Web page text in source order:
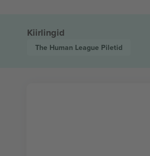
Kiirlingid
The Human League Piletid